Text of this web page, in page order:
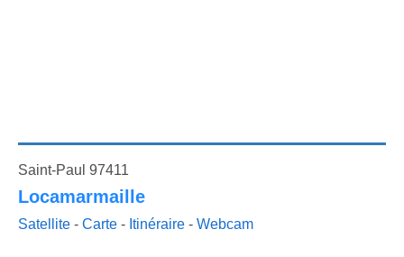
Saint-Paul 97411
Locamarmaille
Satellite - Carte - Itinéraire - Webcam